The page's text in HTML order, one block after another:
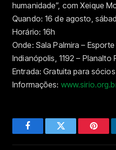
humanidade”, com Xeique
Quando: 16 de agosto,
Horário: 16h
Onde: Sala Palmira – Esporte
Indianópolis, 1192 – Planalto
Entrada: Gratuita para sócios
Informações:
FacebookTwitter